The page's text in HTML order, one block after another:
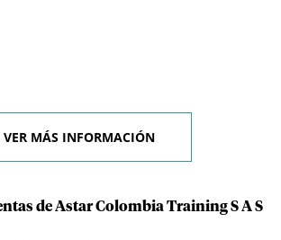
VER MÁS INFORMACIÓN
de Astar Colombia Training S A S